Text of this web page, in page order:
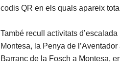
codis QR en els quals apareix
També recull activitats
Montesa, la Penya de
Barranc de la Fosch a Montesa,